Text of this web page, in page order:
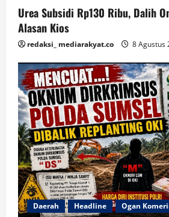
Urea Subsidi Rp130 Ribu, Dalih
Alasan Kios
redaksi_ mediarakyat.co 8 Agustus
Daerah Headline Ogan